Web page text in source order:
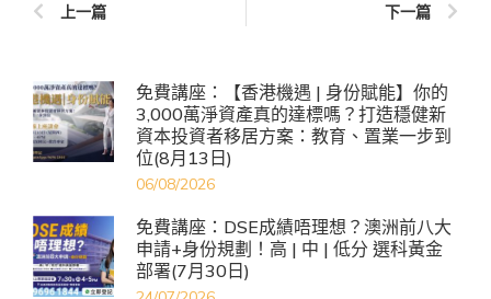
上一篇 下一篇
免費講座：【香港機遇 | 身份賦能】你的
3,000萬淨資產真的達標嗎？打造穩健新
資本投資者移居方案：教育、置業一步到
位(8月13日)
06/08/2026
免費講座：DSE成績唔理想？澳洲前八大
申請+身份規劃！高 | 中 | 低分 選科黃金
部署(7月30日)